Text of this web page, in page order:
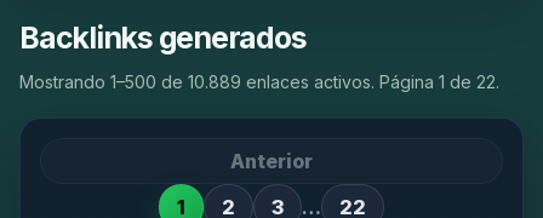
Backlinks generados
Mostrando 1–500 de 10.889 enlaces activos. Página 1 de 22.
Anterior
1
2 3 …
22